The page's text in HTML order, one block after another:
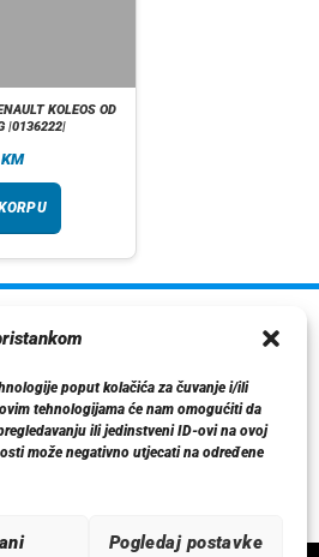
poput kolačića za čuvanje i/ili
tehnologijama će nam omogućiti da
ili jedinstveni ID-ovi na ovoj
može negativno utjecati na određene
Pogledaj postavke
KOLEOS OD
|0136222|
KM